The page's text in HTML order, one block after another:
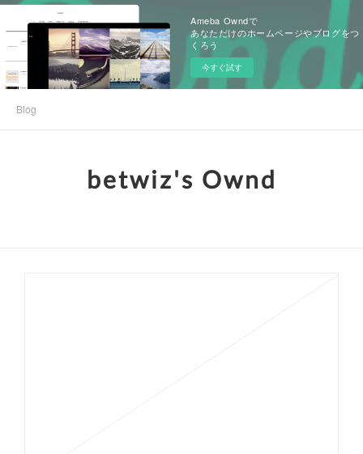
Ameba Owndで
あなただけのホームページやブログをつ
くろう
今すぐ試す
Blog
betwiz's Ownd